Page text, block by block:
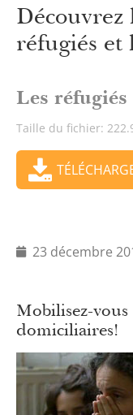
Découvrez
réfugiés et
Les
Taille du fichier:
23 décembre
Mobilisez-
domiciliaires!